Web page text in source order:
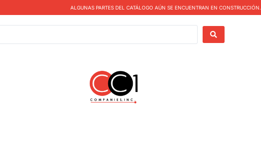
ALGUNAS PARTES DEL CATÁLOGO AÚN SE ENCUENTRAN EN CONSTRUCCIÓN.